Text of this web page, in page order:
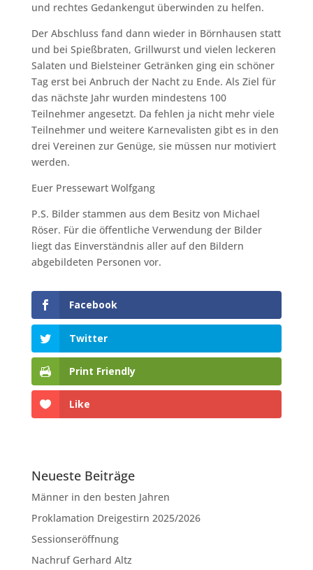
und rechtes Gedankengut überwinden zu helfen.
Der Abschluss fand dann wieder in Börnhausen statt
und bei Spießbraten, Grillwurst und vielen leckeren
Salaten und Bielsteiner Getränken ging ein schöner
Tag erst bei Anbruch der Nacht zu Ende. Als Ziel für
das nächste Jahr wurden mindestens 100
Teilnehmer angesetzt. Da fehlen ja nicht mehr viele
Teilnehmer und weitere Karnevalisten gibt es in den
drei Vereinen zur Genüge, sie müssen nur motiviert
werden.
Euer Pressewart Wolfgang
P.S. Bilder stammen aus dem Besitz von Michael
Röser. Für die öffentliche Verwendung der Bilder
liegt das Einverständnis aller auf den Bildern
abgebildeten Personen vor.
Facebook
Twitter
Print Friendly
Like
Neueste Beiträge
Männer in den besten Jahren
Proklamation Dreigestirn 2025/2026
Sessionseröffnung
Nachruf Gerhard Altz